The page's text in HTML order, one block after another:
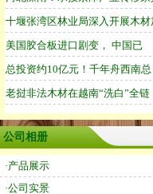
公司相册
·产品展示
·公司实景